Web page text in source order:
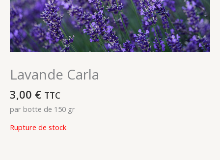
Lavande Carla
3,00 € TTC
par botte de 150 gr
Rupture de stock